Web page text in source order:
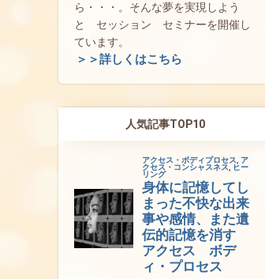
ら・・・。そんな夢を実現しよう
と セッション セミナーを開催し
ています。
＞＞詳しくはこちら
人気記事TOP10